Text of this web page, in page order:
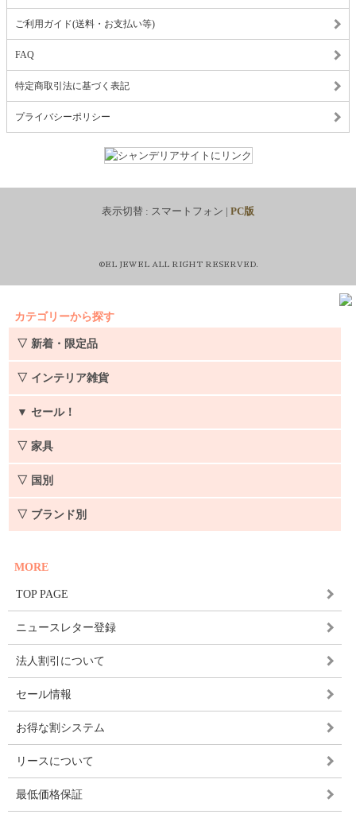
ご利用ガイド(送料・お支払い等)
FAQ
特定商取引法に基づく表記
プライバシーポリシー
表示切替 : スマートフォン | PC版
©EL JEWEL ALL RIGHT RESERVED.
カテゴリーから探す
▽ 新着・限定品
▽ インテリア雑貨
▼ セール！
▽ 家具
▽ 国別
▽ ブランド別
MORE
TOP PAGE
ニュースレター登録
法人割引について
セール情報
お得な割システム
リースについて
最低価格保証